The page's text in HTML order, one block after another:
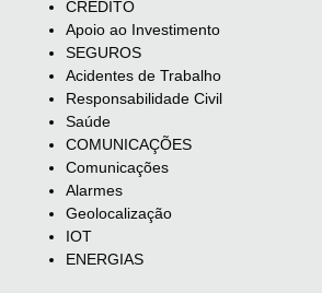
CRÉDITO
Apoio ao Investimento
SEGUROS
Acidentes de Trabalho
Responsabilidade Civil
Saúde
COMUNICAÇÕES
Comunicações
Alarmes
Geolocalização
IOT
ENERGIAS